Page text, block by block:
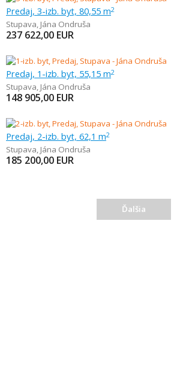
Predaj, 3-izb. byt, 80,55 m2
Stupava, Jána Ondruša
237 622,00 EUR
Predaj, 1-izb. byt, 55,15 m2
Stupava, Jána Ondruša
148 905,00 EUR
Predaj, 2-izb. byt, 62,1 m2
Stupava, Jána Ondruša
185 200,00 EUR
Ďalšia